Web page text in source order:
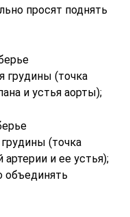
просят поднять
грудины (точка
и устья аорты);
(точка
и ее устья);
объединять